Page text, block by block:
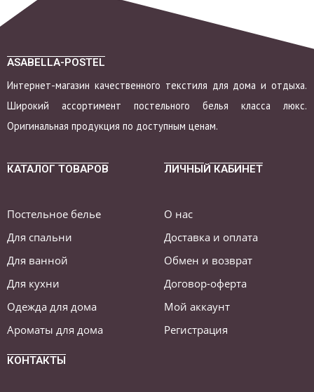
ASABELLA-POSTEL
Интернет-магазин качественного текстиля для дома и отдыха.
Широкий ассортимент постельного белья класса люкс.
Оригинальная продукция по доступным ценам.
КАТАЛОГ ТОВАРОВ
Постельное белье
Для спальни
Для ванной
Для кухни
Одежда для дома
Ароматы для дома
ЛИЧНЫЙ КАБИНЕТ
О нас
Доставка и оплата
Обмен и возврат
Договор-оферта
Мой аккаунт
Регистрация
КОНТАКТЫ